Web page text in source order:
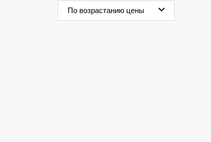
По возрастанию цены